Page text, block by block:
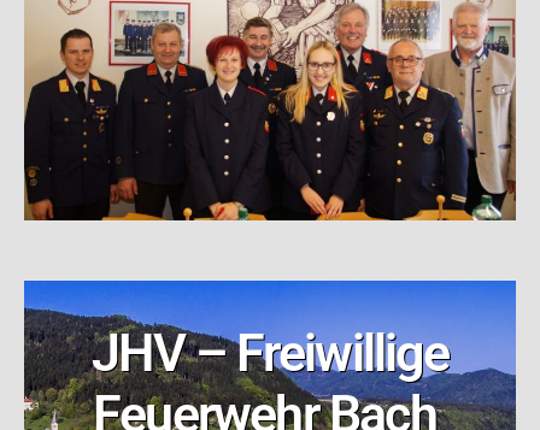
JHV – Freiwillige
Feuerwehr Bach